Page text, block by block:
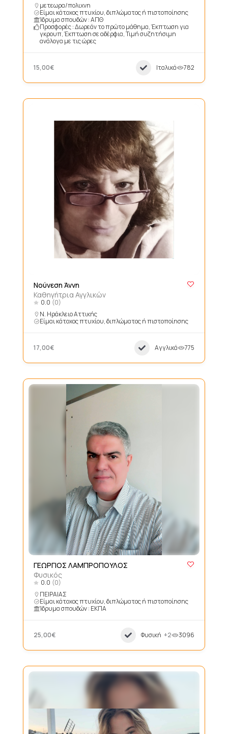
μετεωρα/πολιχνη
Είμαι κάτοχος πτυχίου, διπλώματος ή πιστοποίησης
Ίδρυμα σπουδών : AΠΘ
Προσφορές : Δωρεάν το πρώτο μάθημα, Έκπτωση για
γκρουπ, Έκπτωση σε αδέρφια, Τιμή συζητήσιμη
ανάλογα με τις ώρες
15,00€ Ιταλικά 782
Νούνεση Άννη
Καθηγήτρια Αγγλικών
0.0 (0)
Ν. Ηράκλειο Αττικής
Είμαι κάτοχος πτυχίου, διπλώματος ή πιστοποίησης
17,00€ Αγγλικά 775
ΓΕΩΡΓΙΟΣ ΛΑΜΠΡΟΠΟΥΛΟΣ
Φυσικός
0.0 (0)
ΠΕΙΡΑΙΑΣ
Είμαι κάτοχος πτυχίου, διπλώματος ή πιστοποίησης
Ίδρυμα σπουδών : ΕΚΠΑ
25,00€ Φυσική +2 3096